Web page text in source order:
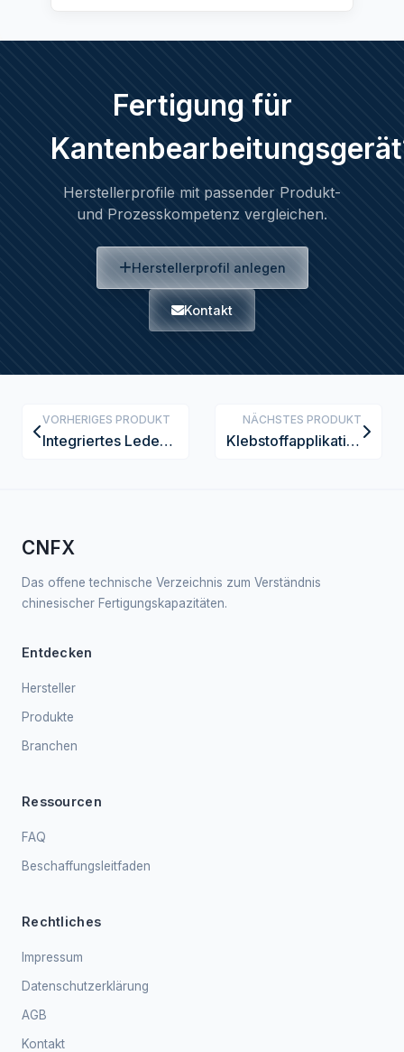
Fertigung für
Herstellerprofile mit passender Produkt-
und Prozesskompetenz vergleichen.
Herstellerprofil anlegen
Kontakt
VORHERIGES PRODUKT
Integriertes Lederverarbeitungssystem
NÄCHSTES PRODUKT
Klebstoffapplikationskopf
CNFX
Das offene technische Verzeichnis zum Verständnis
chinesischer Fertigungskapazitäten.
Entdecken
Hersteller
Produkte
Branchen
Ressourcen
FAQ
Beschaffungsleitfaden
Rechtliches
Impressum
Datenschutzerklärung
AGB
Kontakt